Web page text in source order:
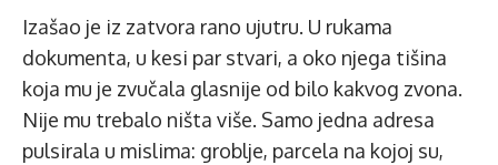
Izašao je iz zatvora rano ujutru. U rukama
dokumenta, u kesi par stvari, a oko njega tišina
koja mu je zvučala glasnije od bilo kakvog zvona.
Nije mu trebalo ništa više. Samo jedna adresa
pulsirala u mislima: groblje, parcela na kojoj su,